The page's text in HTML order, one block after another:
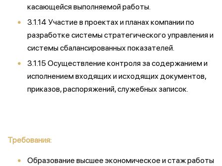
касающейся выполняемой работы.
3.1.14 Участие в проектах и планах компании по
разработке системы стратегического управления и
системы сбалансированных показателей.
3.1.15 Осуществление контроля за содержанием и
исполнением входящих и исходящих документов,
приказов, распоряжений, служебных записок.
Требования:
Образование высшее экономическое и стаж работы